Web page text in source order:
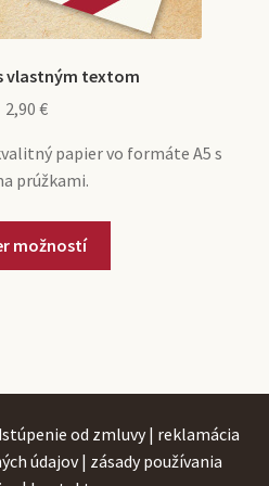
vlastným textom
2,90 €
papier vo formáte A5 s
prúžkami.
možností
od zmluvy | reklamácia
údajov | zásady používania